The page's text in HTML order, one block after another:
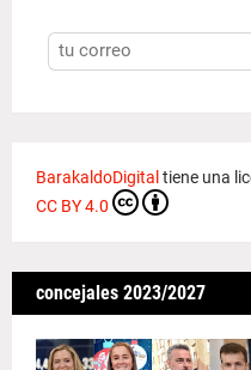
BarakaldoDigital tiene una
CC BY 4.0
concejales 2023/2027